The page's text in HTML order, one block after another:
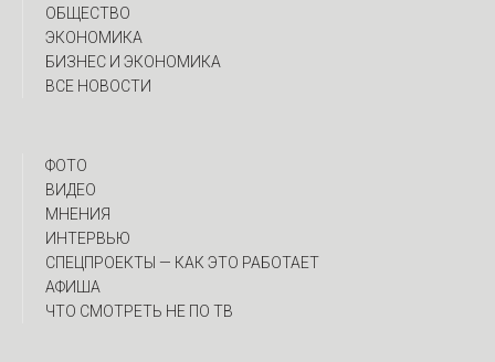
ОБЩЕСТВО
ЭКОНОМИКА
БИЗНЕС И ЭКОНОМИКА
ВСЕ НОВОСТИ
ФОТО
ВИДЕО
МНЕНИЯ
ИНТЕРВЬЮ
CПЕЦПРОЕКТЫ — КАК ЭТО РАБОТАЕТ
АФИША
ЧТО СМОТРЕТЬ НЕ ПО ТВ